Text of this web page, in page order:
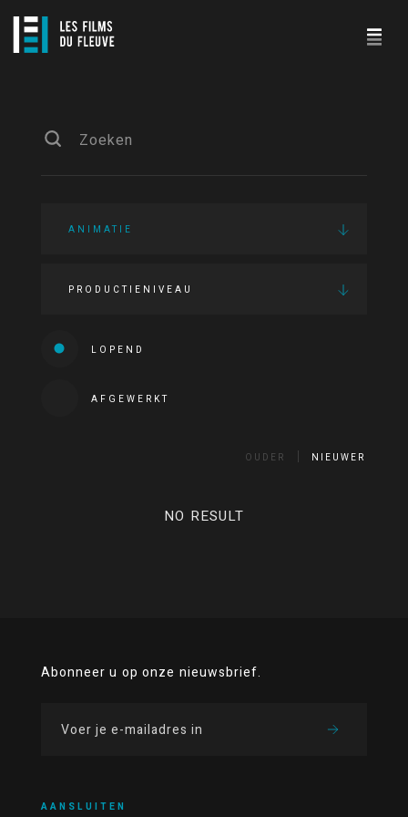
ANIMATIE
PRODUCTIENIVEAU
LOPEND
AFGEWERKT
OUDER NIEUWER
NO RESULT
Abonneer u op onze nieuwsbrief.
AANSLUITEN